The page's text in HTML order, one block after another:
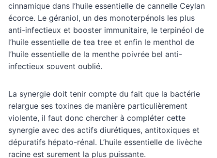
cinnamique dans l’huile essentielle de cannelle Ceylan
écorce. Le géraniol, un des monoterpénols les plus
anti-infectieux et booster immunitaire, le terpinéol de
l’huile essentielle de tea tree et enfin le menthol de
l’huile essentielle de la menthe poivrée bel anti-
infectieux souvent oublié.
La synergie doit tenir compte du fait que la bactérie
relargue ses toxines de manière particulièrement
violente, il faut donc chercher à compléter cette
synergie avec des actifs diurétiques, antitoxiques et
dépuratifs hépato-rénal. L’huile essentielle de livèche
racine est surement la plus puissante.